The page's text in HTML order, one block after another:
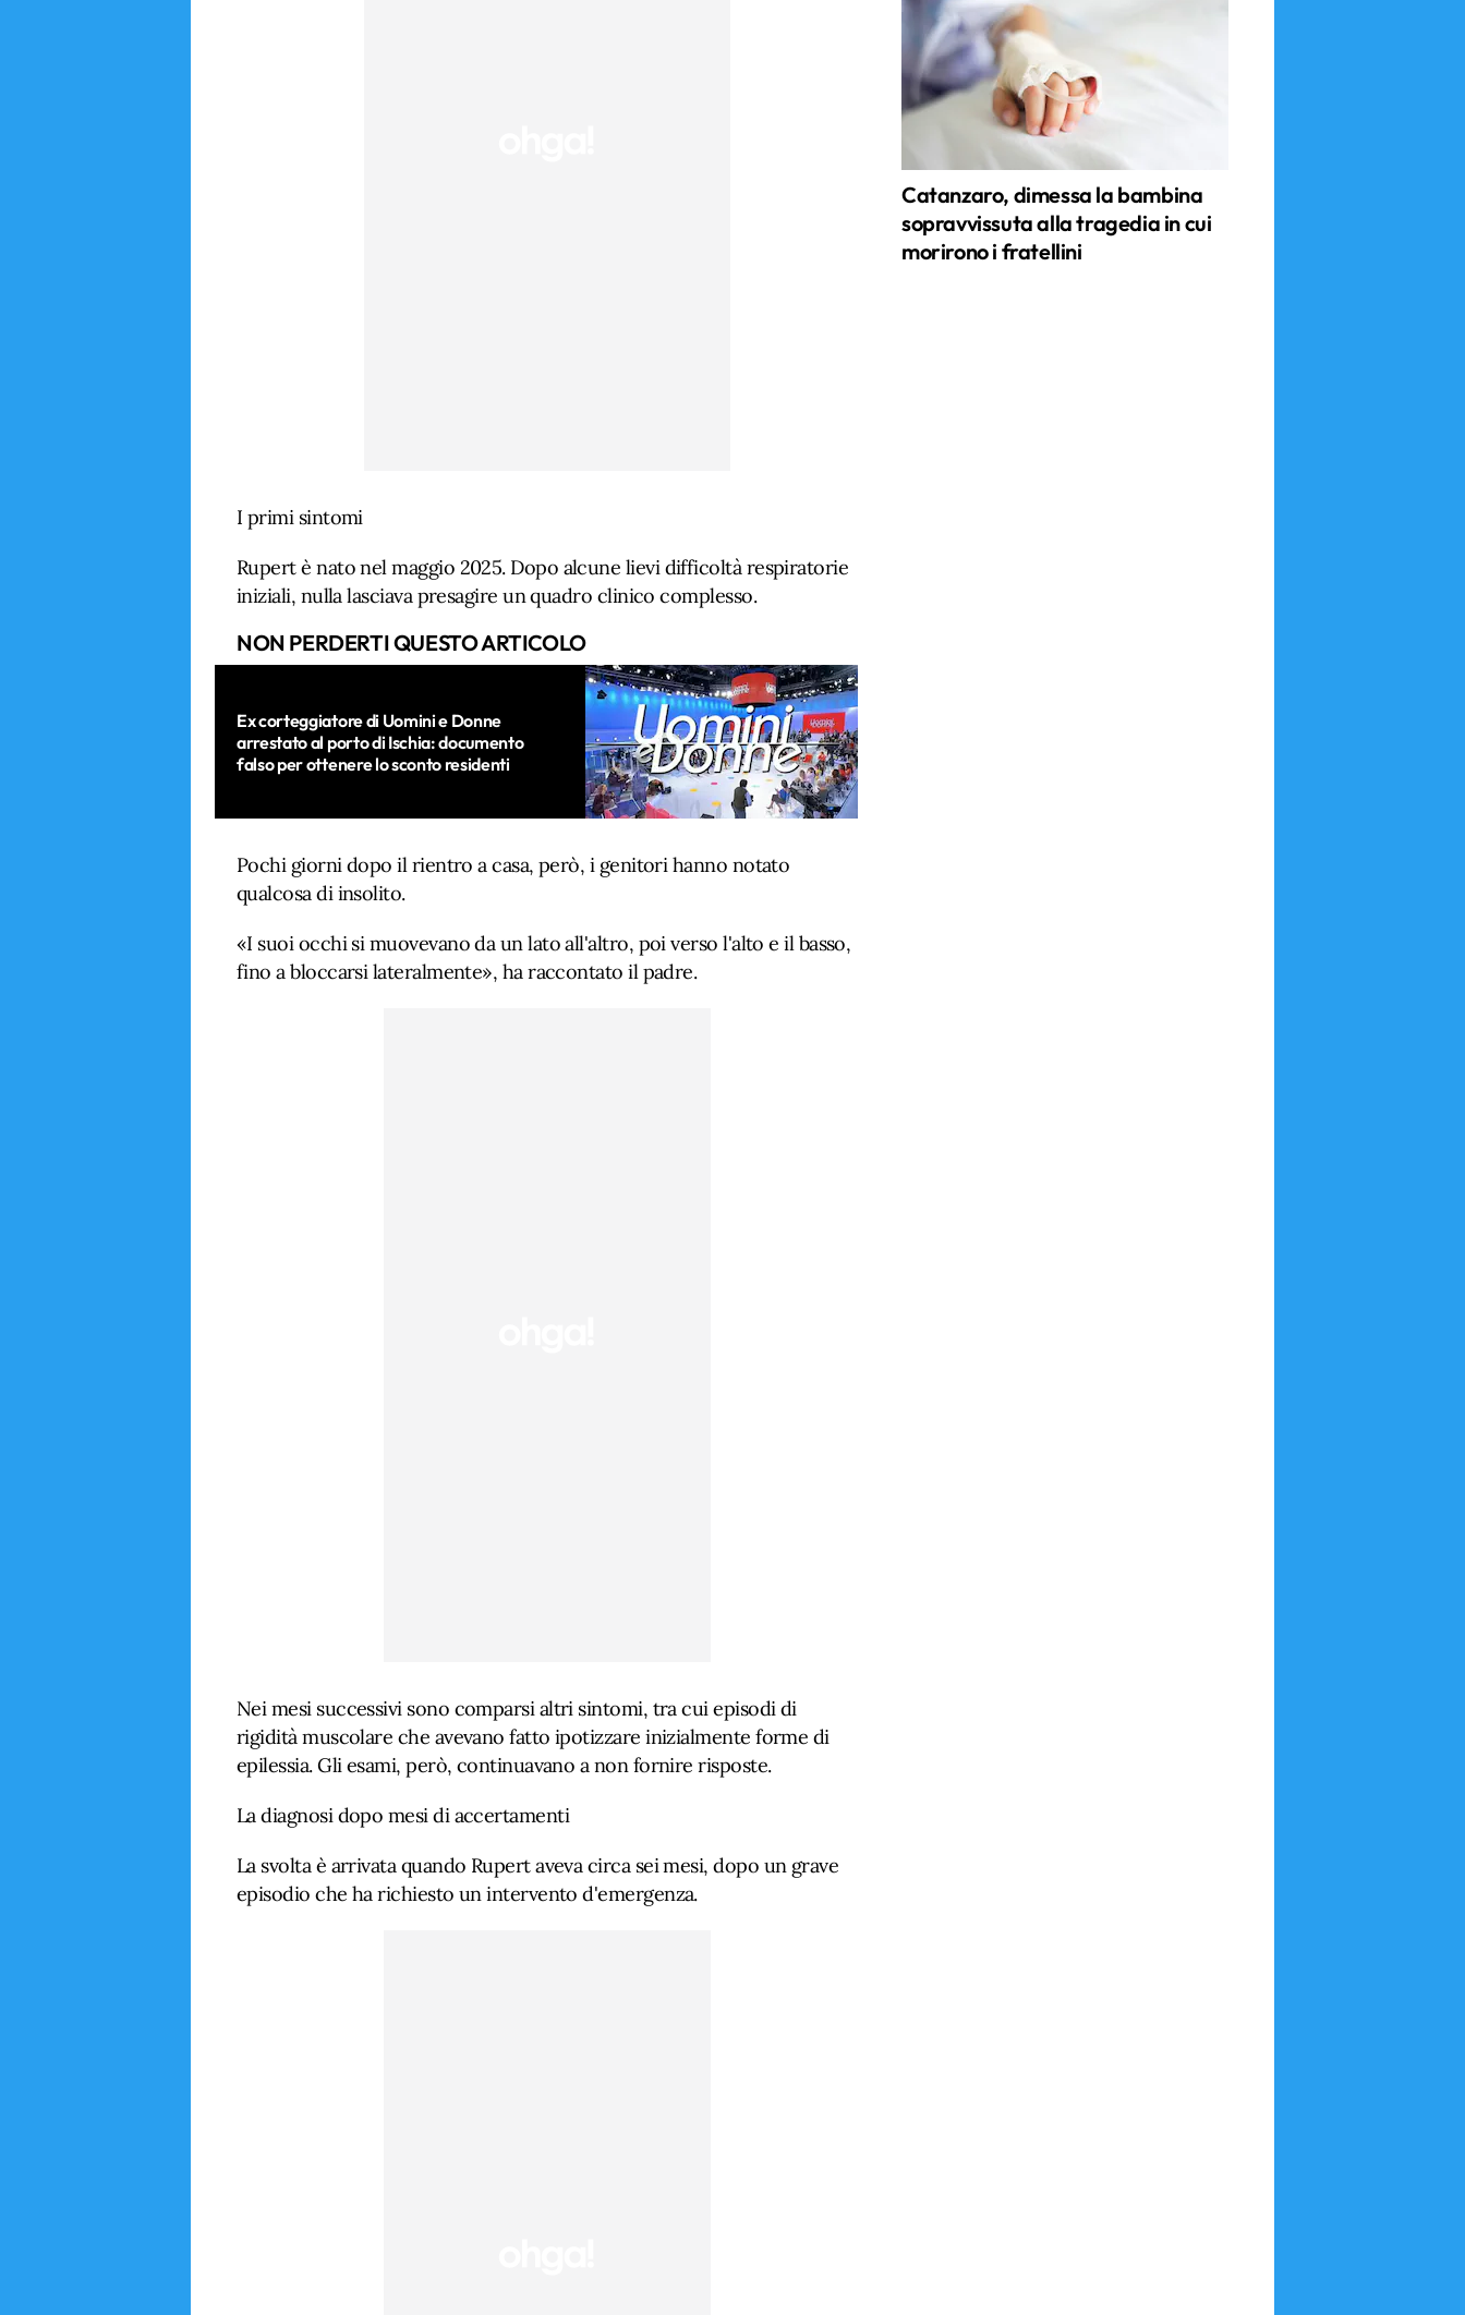
I primi sintomi
Rupert è nato nel maggio 2025. Dopo alcune lievi difficoltà respiratorie
iniziali, nulla lasciava presagire un quadro clinico complesso.
NON PERDERTI QUESTO ARTICOLO
Ex corteggiatore di Uomini e Donne
arrestato al porto di Ischia: documento
falso per ottenere lo sconto residenti
Pochi giorni dopo il rientro a casa, però, i genitori hanno notato
qualcosa di insolito.
«I suoi occhi si muovevano da un lato all'altro, poi verso l'alto e il basso,
fino a bloccarsi lateralmente», ha raccontato il padre.
Nei mesi successivi sono comparsi altri sintomi, tra cui episodi di
rigidità muscolare che avevano fatto ipotizzare inizialmente forme di
epilessia. Gli esami, però, continuavano a non fornire risposte.
La diagnosi dopo mesi di accertamenti
La svolta è arrivata quando Rupert aveva circa sei mesi, dopo un grave
episodio che ha richiesto un intervento d'emergenza.
Catanzaro, dimessa la bambina
sopravvissuta alla tragedia in cui
morirono i fratellini